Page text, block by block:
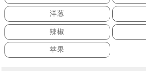
洋葱
辣椒
苹果